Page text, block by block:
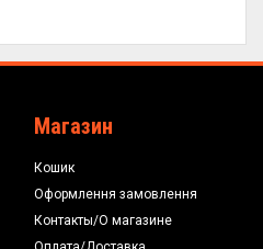
Магазин
Кошик
Оформлення замовлення
Контакты/О магазине